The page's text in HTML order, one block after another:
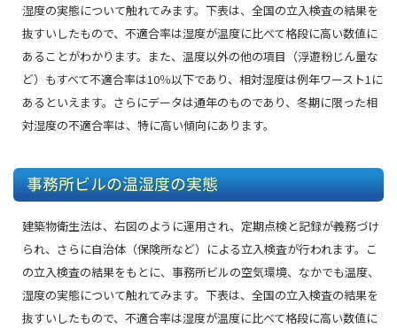
湿度の実態について触れてみます。下表は、全国の立入検査の結果を
抜すいしたもので、不適合率は湿度が温度に比べて格段に高い数値に
あることがわかります。また、温度以外の他の項目（浮遊粉じん量な
ど）もすべて不適合率は10％以下であり、相対湿度は例年ワースト1に
あるといえます。さらにデータは通年のものであり、冬期に限った相
対湿度の不適合率は、特に高い傾向にあります。
事務所ビルの温湿度の実態
建築物衛生法は、右図のように運用され、定期点検と記録が義務づけ
られ、さらに自治体（保険所など）による立入検査が行われます。こ
の立入検査の結果をもとに、事務所ビルの空気環境、なかでも温度、
湿度の実態について触れてみます。下表は、全国の立入検査の結果を
抜すいしたもので、不適合率は湿度が温度に比べて格段に高い数値に